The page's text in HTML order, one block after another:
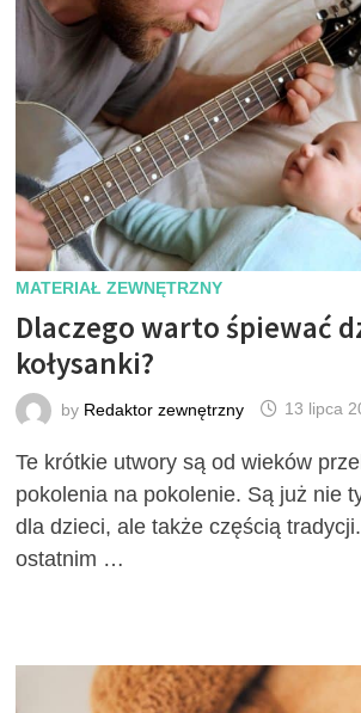
MATERIAŁ ZEWNĘTRZNY
Dlaczego warto śpiewać
kołysanki?
by Redaktor zewnętrzny 13 lipca
Te krótkie utwory są od wieków
pokolenia na pokolenie. Są już nie
dla dzieci, ale także częścią
ostatnim …